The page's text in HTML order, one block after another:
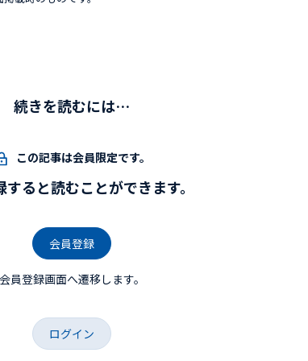
続きを読むには…
この記事は会員限定です。
すると読むことができます。
会員登録
員登録画面へ遷移します。
ログイン